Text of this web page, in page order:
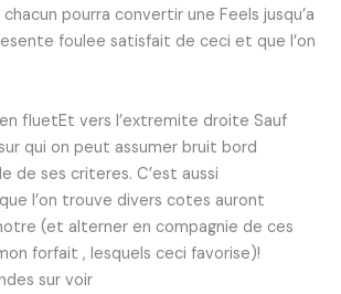
pourra convertir une Feels jusqu’a
foulee satisfait de ceci et que l’on
fluetEt vers l’extremite droite Sauf
qui on peut assumer bruit bord
de ses criteres. C’est aussi
l’on trouve divers cotes auront
(et alterner en compagnie de ces
forfait , lesquels ceci favorise)!
sur voir